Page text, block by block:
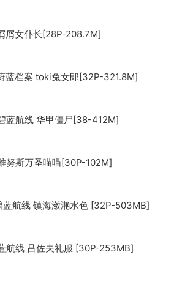
屑女仆长[28P-208.7M]
蓝档案 toki兔女郎[32P-321.8M]
蓝航线 华甲僵尸[38-412M]
努斯万圣喵喵[30P-102M]
蓝航线 镇海潋滟水色 [32P-503MB]
航线 吕佐夫礼服 [30P-253MB]